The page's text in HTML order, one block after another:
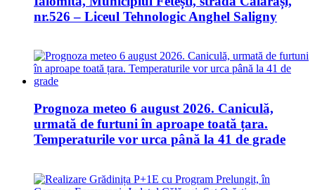
nr.526 – Liceul Tehnologic Anghel Saligny
Prognoza meteo 6 august 2026. Caniculă,
urmată de furtuni în aproape toată țara.
Temperaturile vor urca până la 41 de grade